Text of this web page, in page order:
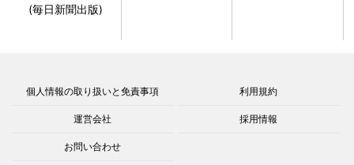
(毎日新聞出版)
個人情報の取り扱いと免責事項 利用規約
運営会社 採用情報
お問い合わせ